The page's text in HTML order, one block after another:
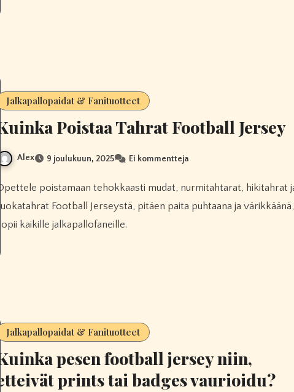
Jalkapallopaidat & Fanituotteet
Kuinka Poistaa Tahrat Football Jersey
Alex 9 joulukuun, 2025 Ei kommentteja
Opettele poistamaan tehokkaasti mudat, nurmitahtarat, hikitahrat ja
ruokatahrat Football Jerseystä, pitäen paita puhtaana ja värikkäänä,
sopii kaikille jalkapallofaneille.
Jalkapallopaidat & Fanituotteet
Kuinka pesen football jersey niin,
etteivät prints tai badges vaurioidu?